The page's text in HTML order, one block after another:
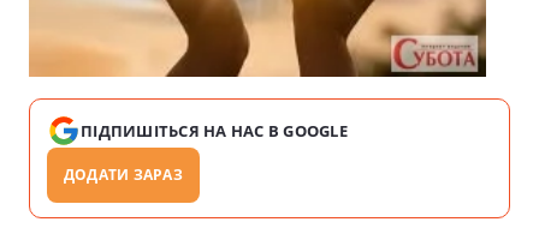
ПІДПИШІТЬСЯ НА НАС В GOOGLE
ДОДАТИ ЗАРАЗ